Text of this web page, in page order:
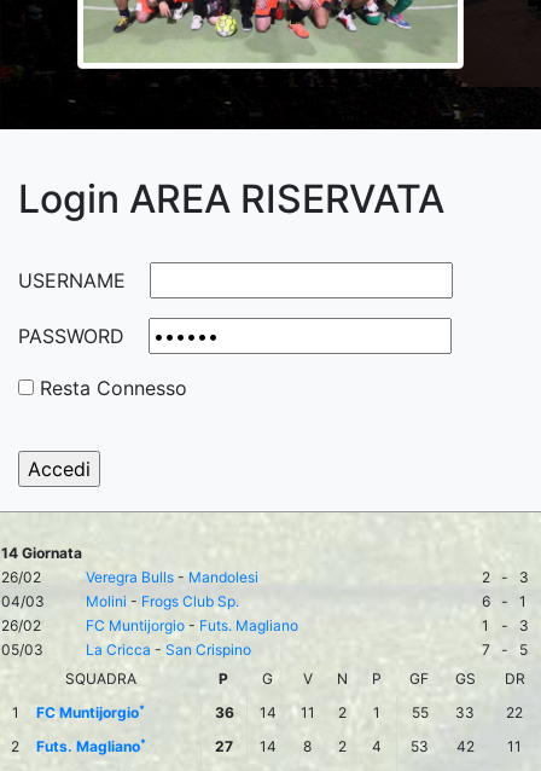
Login AREA RISERVATA
USERNAME
PASSWORD
Resta Connesso
14 Giornata
26/02
Veregra Bulls - Mandolesi 2 -
3
04/03
Molini - Frogs Club Sp. 6 -
1
26/02
FC Muntijorgio - Futs. Magliano 1 -
3
05/03
La Cricca - San Crispino 7 -
5
SQUADRA
P G V N P GF GS
DR
1
FC Muntijorgio* 36 14 11 2 1 55 33
22
2
Futs. Magliano* 27 14 8 2 4 53 42
11